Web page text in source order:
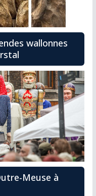
wallonnes
Meuse à